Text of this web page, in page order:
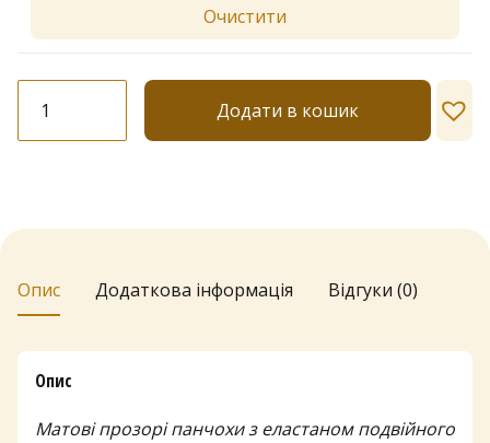
Очистити
Katherina
"Romantic"
коронка
Додати в кошик
Опис Додаткова інформація Відгуки (0)
Опис
Матові прозорі панчохи з еластаном подвійного